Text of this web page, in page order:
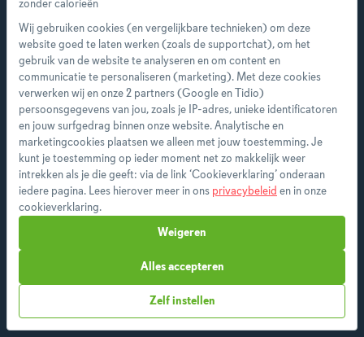
Wij gebruiken cookies (en vergelijkbare technieken) om deze
website goed te laten werken (zoals de supportchat), om het
gebruik van de website te analyseren en om content en
communicatie te personaliseren (marketing). Met deze cookies
verwerken wij en onze 2 partners (Google en Tidio)
persoonsgegevens van jou, zoals je IP-adres, unieke identificatoren
en jouw surfgedrag binnen onze website. Analytische en
marketingcookies plaatsen we alleen met jouw toestemming. Je
kunt je toestemming op ieder moment net zo makkelijk weer
intrekken als je die geeft: via de link ‘Cookieverklaring’ onderaan
iedere pagina. Lees hierover meer in ons privacybeleid en in onze
cookieverklaring.
Zelf instellen
Weigeren
Alles accepteren